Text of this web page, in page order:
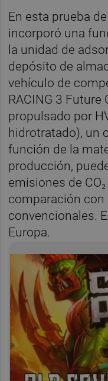
En esta prueba
incorporó una
la unidad de
depósito de
vehículo de
RACING 3 Future
propulsado por
hidrotratado), un
función de la
producción,
emisiones de
comparación
convencionales.
Europa.